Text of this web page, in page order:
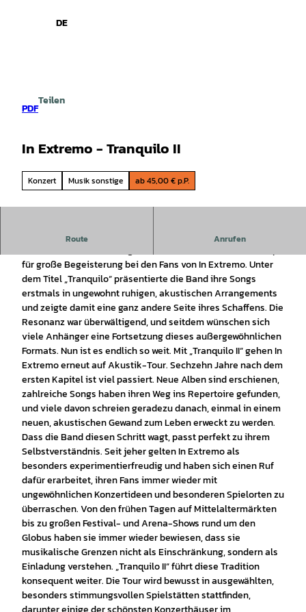
Gebärdensprache
DE
PDF
Teilen
In Extremo - Tranquilo II
Konzert Musik sonstige ab 45,00 € p.P.
Route Anrufen
Akustik-Tour
für große Begeisterung bei den Fans von In Extremo. Unter
dem Titel „Tranquilo“ präsentierte die Band ihre Songs
erstmals in ungewohnt ruhigen, akustischen Arrangements
und zeigte damit eine ganz andere Seite ihres Schaffens. Die
Resonanz war überwältigend, und seitdem wünschen sich
viele Anhänger eine Fortsetzung dieses außergewöhnlichen
Formats. Nun ist es endlich so weit. Mit „Tranquilo II“ gehen In
Extremo erneut auf Akustik-Tour. Sechzehn Jahre nach dem
ersten Kapitel ist viel passiert. Neue Alben sind erschienen,
zahlreiche Songs haben ihren Weg ins Repertoire gefunden,
und viele davon schreien geradezu danach, einmal in einem
neuen, akustischen Gewand zum Leben erweckt zu werden.
Dass die Band diesen Schritt wagt, passt perfekt zu ihrem
Selbstverständnis. Seit jeher gelten In Extremo als
besonders experimentierfreudig und haben sich einen Ruf
dafür erarbeitet, ihren Fans immer wieder mit
ungewöhnlichen Konzertideen und besonderen Spielorten zu
überraschen. Von den frühen Tagen auf Mittelaltermärkten
bis zu großen Festival- und Arena-Shows rund um den
Globus haben sie immer wieder bewiesen, dass sie
musikalische Grenzen nicht als Einschränkung, sondern als
Einladung verstehen. „Tranquilo II“ führt diese Tradition
konsequent weiter. Die Tour wird bewusst in ausgewählten,
besonders stimmungsvollen Spielstätten stattfinden,